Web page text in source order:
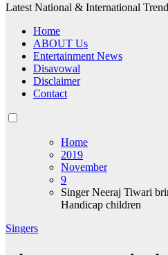
Latest National & International
Home
ABOUT Us
Entertainment News
Disavowal
Disclaimer
Contact
Home
2019
November
9
Singer Neeraj Tiwari
Handicap children
Singers